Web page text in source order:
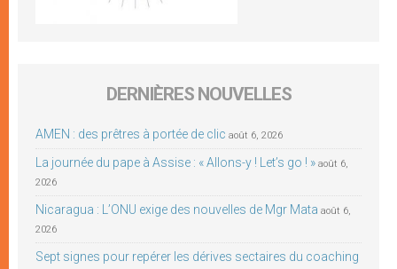
DERNIÈRES NOUVELLES
AMEN : des prêtres à portée de clic août 6, 2026
La journée du pape à Assise : « Allons-y ! Let’s go ! » août 6,
2026
Nicaragua : L’ONU exige des nouvelles de Mgr Mata août 6,
2026
Sept signes pour repérer les dérives sectaires du coaching